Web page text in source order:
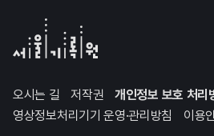
오시는 길 저작권
개인정보 보호 처리
영상정보처리기기 운영·관리방침
이용